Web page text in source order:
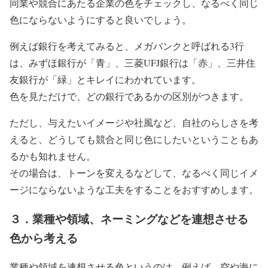
同業や競合にあたる企業の色をチェックし、なるべく同じ
色にならないようにすると良いでしょう。
例えば銀行を考えてみると、メガバンクと呼ばれる3行
は、みずほ銀行が「青」、三菱UFJ銀行は「赤」、三井住
友銀行が「緑」とキレイにわかれています。
色を見ただけで、どの銀行であるかの区別がつきます。
ただし、与えたいイメージや社風など、自社のらしさを考
えると、どうしても競合と同じ色にしたいということもあ
るかも知れません。
その場合は、トーンを変えるなどして、なるべく同じイメ
ージにならないような工夫をすることをおすすめします。
３．業種や領域、ネーミングなどを連想させる
色から考える